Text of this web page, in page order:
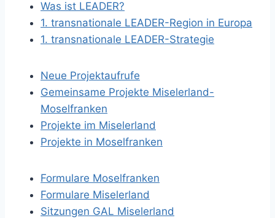
Was ist LEADER?
1. transnationale LEADER-Region in Europa
1. transnationale LEADER-Strategie
Neue Projektaufrufe
Gemeinsame Projekte Miselerland-
Moselfranken
Projekte im Miselerland
Projekte in Moselfranken
Formulare Moselfranken
Formulare Miselerland
Sitzungen GAL Miselerland